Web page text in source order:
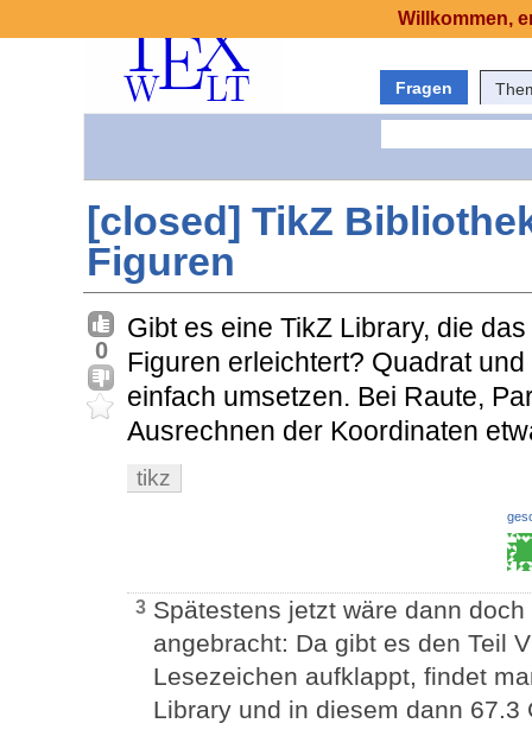
Fragen
[closed] TikZ
Figuren
0
Gibt es eine TikZ Library, die
Figuren erleichtert? Quadrat
einfach umsetzen. Bei Raute,
Ausrechnen der Koordinaten
tikz
3 Spätestens jetzt wäre dann
angebracht: Da gibt es den Teil
Lesezeichen aufklappt, findet
Library und in diesem dann 67.3
Willkommen,